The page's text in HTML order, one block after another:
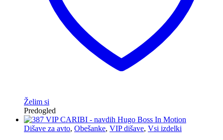
Želim si
Predogled
Dišave za avto, Obešanke, VIP dišave, Vsi izdelki